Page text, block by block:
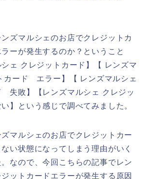
ズマルシェのお店でクレジットカ
ーが発生するのか？ということ
ェ クレジットカード】【 レンズマ
カード エラー】【 レンズマルシェ
失敗】【レンズマルシェ クレジッ
】という感じで調べてみました。
マルシェのお店でクレジットカー
い状態になってしまう理由がいく
なので、今回こちらの記事でレン
ットカードエラーが発生する原因